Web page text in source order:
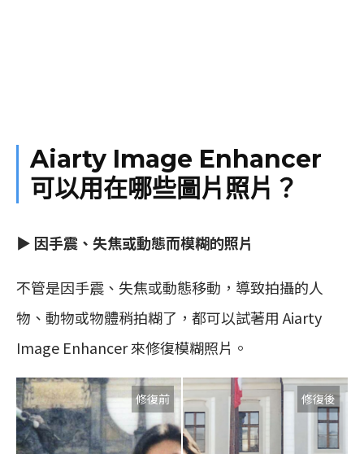
Aiarty Image Enhancer
可以用在哪些圖片照片？
▶︎ 因手震、失焦或動態而模糊的照片
不管是因手震、失焦或動態移動，導致拍攝的人
物、動物或物體稍拍糊了，都可以試著用 Aiarty
Image Enhancer 來修復模糊照片。
修復後
修復前